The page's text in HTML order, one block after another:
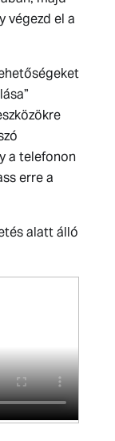
végezd el a
a telefonon
erre a
alatt álló